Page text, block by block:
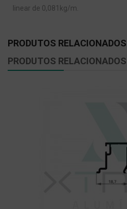
linear de 0,081kg/m.
PRODUTOS RELACIONADOS
PRODUTOS RELACIONADOS